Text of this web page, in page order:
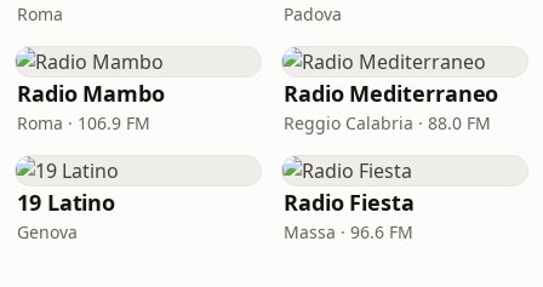
Roma Padova
Radio Mambo
Roma · 106.9 FM
Radio Mediterraneo
Reggio Calabria · 88.0 FM
19 Latino
Genova
Radio Fiesta
Massa · 96.6 FM